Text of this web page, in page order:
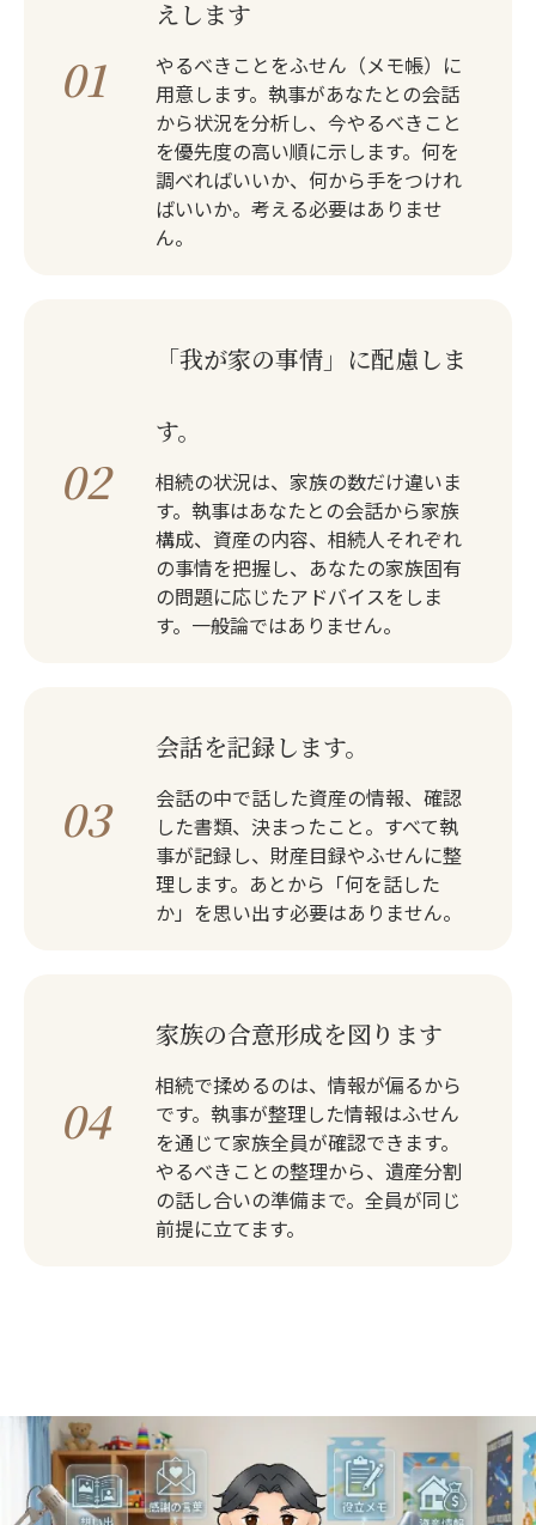
01
えします
やるべきことをふせん（メモ帳）に
用意します。執事があなたとの会話
から状況を分析し、今やるべきこと
を優先度の高い順に示します。何を
調べればいいか、何から手をつけれ
ばいいか。考える必要はありませ
ん。
02
「我が家の事情」に配慮しま
す。
相続の状況は、家族の数だけ違いま
す。執事はあなたとの会話から家族
構成、資産の内容、相続人それぞれ
の事情を把握し、あなたの家族固有
の問題に応じたアドバイスをしま
す。一般論ではありません。
03
会話を記録します。
会話の中で話した資産の情報、確認
した書類、決まったこと。すべて執
事が記録し、財産目録やふせんに整
理します。あとから「何を話した
か」を思い出す必要はありません。
04
家族の合意形成を図ります
相続で揉めるのは、情報が偏るから
です。執事が整理した情報はふせん
を通じて家族全員が確認できます。
やるべきことの整理から、遺産分割
の話し合いの準備まで。全員が同じ
前提に立てます。